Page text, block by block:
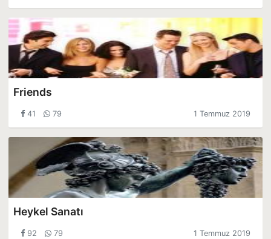
Friends
41 79 1 Temmuz 2019
Heykel Sanatı
92 79 1 Temmuz 2019